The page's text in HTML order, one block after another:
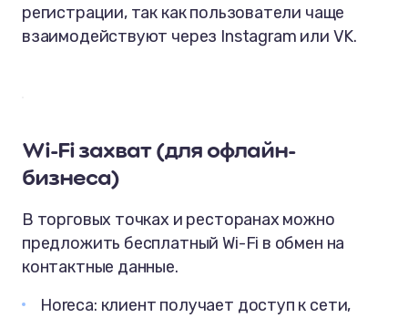
регистрации, так как пользователи чаще
взаимодействуют через Instagram или VK.
Wi-Fi захват (для офлайн-
бизнеса)
В торговых точках и ресторанах можно
предложить бесплатный Wi-Fi в обмен на
контактные данные.
Horeca: клиент получает доступ к сети,